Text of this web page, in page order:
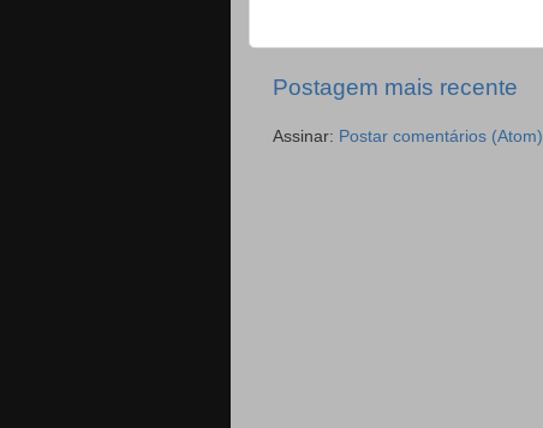
Postagem mais recente
Assinar: Postar comentários (Atom)